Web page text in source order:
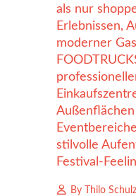
als nur
Erlebnissen,
moderner
stilvolle
Festival-
By Thilo